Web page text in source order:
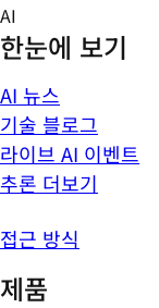
Skip
to
content
AI
한눈에 보기
AI 뉴스
기술 블로그
라이브 AI 이벤트
추론 더보기
접근 방식
제품